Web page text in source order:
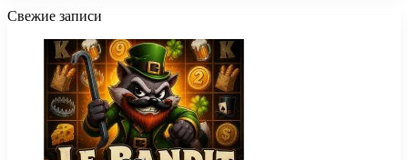
Свежие записи